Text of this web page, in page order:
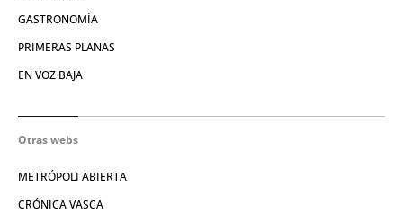
GASTRONOMÍA
PRIMERAS PLANAS
EN VOZ BAJA
Otras webs
METRÓPOLI ABIERTA
CRÓNICA VASCA